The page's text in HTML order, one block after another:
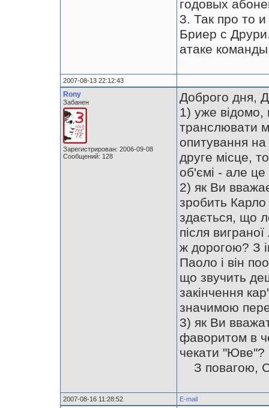
годовых
3. Так про то
Бриер с
атаке
2007-08-13 22:12:43
Rony
Забанен
Зарегистрирован: 2006-09-08
Сообщений: 128
Доброго дня,
1) уже відомо,
транслювати
опитування на
друге місце,
об'ємі - але
2) як Ви
зробить Карло
здається, що
після
ж дорогою? З
Паоло і він
що звучить
закінчення
значимою
3) як Ви
фаворитом в
чекати "Юве"?
З повагою,
2007-08-16 11:28:52 E-mail